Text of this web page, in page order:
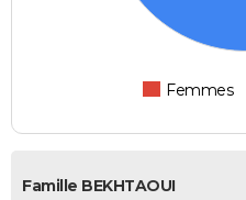
Femmes
Famille BEKHTAOUI